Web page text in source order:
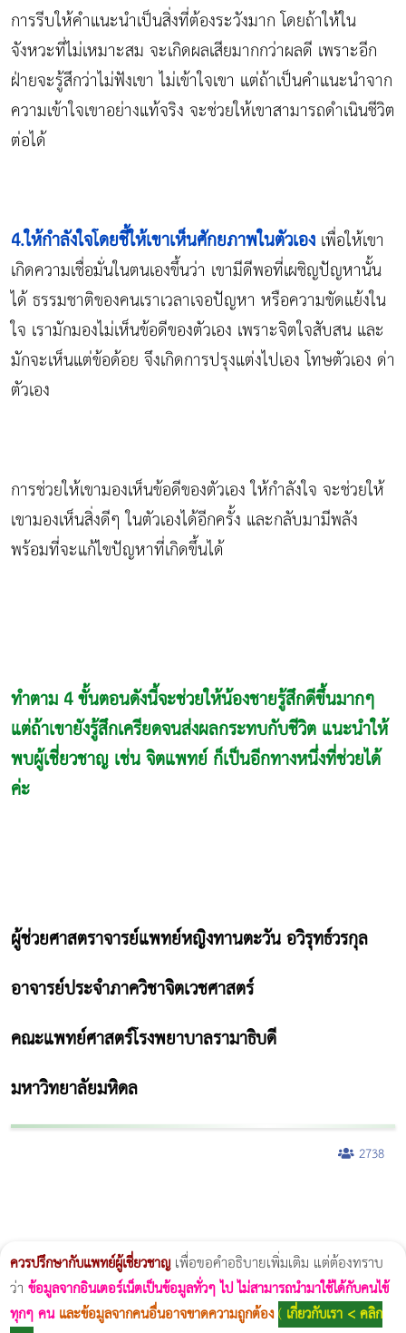
การรีบให้คำแนะนำเป็นสิ่งที่ต้องระวังมาก โดยถ้าให้ใน
จังหวะที่ไม่เหมาะสม จะเกิดผลเสียมากกว่าผลดี เพราะอีก
ฝ่ายจะรู้สึกว่าไม่ฟังเขา ไม่เข้าใจเขา แต่ถ้าเป็นคำแนะนำจาก
ความเข้าใจเขาอย่างแท้จริง จะช่วยให้เขาสามารถดำเนินชีวิต
ต่อได้
4.ให้กำลังใจโดยชี้ให้เขาเห็นศักยภาพในตัวเอง เพื่อให้เขา
เกิดความเชื่อมั่นในตนเองขึ้นว่า เขามีดีพอที่เผชิญปัญหานั้น
ได้ ธรรมชาติของคนเราเวลาเจอปัญหา หรือความขัดแย้งใน
ใจ เรามักมองไม่เห็นข้อดีของตัวเอง เพราะจิตใจสับสน และ
มักจะเห็นแต่ข้อด้อย จึงเกิดการปรุงแต่งไปเอง โทษตัวเอง ด่า
ตัวเอง
การช่วยให้เขามองเห็นข้อดีของตัวเอง ให้กำลังใจ จะช่วยให้
เขามองเห็นสิ่งดีๆ ในตัวเองได้อีกครั้ง และกลับมามีพลัง
พร้อมที่จะแก้ไขปัญหาที่เกิดขึ้นได้
ทำตาม 4 ขั้นตอนดังนี้จะช่วยให้น้องชายรู้สึกดีขึ้นมากๆ
แต่ถ้าเขายังรู้สึกเครียดจนส่งผลกระทบกับชีวิต แนะนำให้
พบผู้เชี่ยวชาญ เช่น จิตแพทย์ ก็เป็นอีกทางหนึ่งที่ช่วยได้
ค่ะ
ผู้ช่วยศาสตราจารย์แพทย์หญิงทานตะวัน อวิรุทธ์วรกุล
อาจารย์ประจำภาควิชาจิตเวชศาสตร์
คณะแพทย์ศาสตร์โรงพยาบาลรามาธิบดี
มหาวิทยาลัยมหิดล
2738
ควรปรึกษากับแพทย์ผู้เชี่ยวชาญเพื่อขอคำอธิบายเพิ่มเติม แต่ต้องทราบ
ว่า ข้อมูลจากอินเตอร์เน็ตเป็นข้อมูลทั่วๆ ไป ไม่สามารถนำมาใช้ได้กับคนไข้
ทุกๆ คน และข้อมูลจากคนอื่นอาจขาดความถูกต้อง( เกี่ยวกับเรา < คลิก